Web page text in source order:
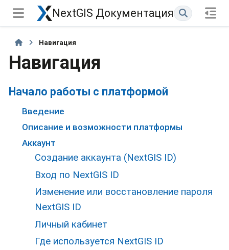
NextGIS Документация
Навигация
Навигация
Начало работы с платформой
Введение
Описание и возможности платформы
Аккаунт
Создание аккаунта (NextGIS ID)
Вход по NextGIS ID
Изменение или восстановление пароля
NextGIS ID
Личный кабинет
Где используется NextGIS ID